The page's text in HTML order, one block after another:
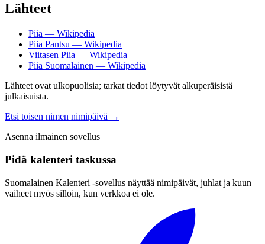
Lähteet
Piia — Wikipedia
Piia Pantsu — Wikipedia
Viitasen Piia — Wikipedia
Piia Suomalainen — Wikipedia
Lähteet ovat ulkopuolisia; tarkat tiedot löytyvät alkuperäisistä
julkaisuista.
Etsi toisen nimen nimipäivä →
Asenna ilmainen sovellus
Pidä kalenteri taskussa
Suomalainen Kalenteri ‑sovellus näyttää nimipäivät, juhlat ja kuun
vaiheet myös silloin, kun verkkoa ei ole.